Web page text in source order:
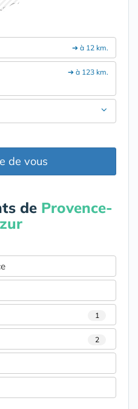
➔ à 12 km.
➔ à 123 km.
de vous
de Provence-
1
2